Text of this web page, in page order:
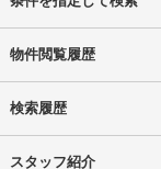
物件閲覧履歴
検索履歴
スタッフ紹介